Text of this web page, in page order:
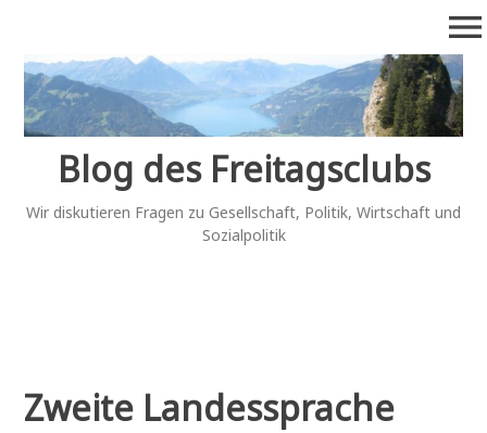
springen
Blog des Freitagsclubs
Wir diskutieren Fragen zu Gesellschaft, Politik, Wirtschaft und
Sozialpolitik
menu
Zweite Landessprache